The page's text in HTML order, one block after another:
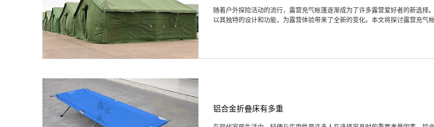
随着户外探险活动的流行，露营充气帐篷逐渐成为了许多露营爱好者的新选择
以其独特的设计和功能，为露营体验带来了全新的变化。本文将探讨露营充气
铝合金折叠床有多重